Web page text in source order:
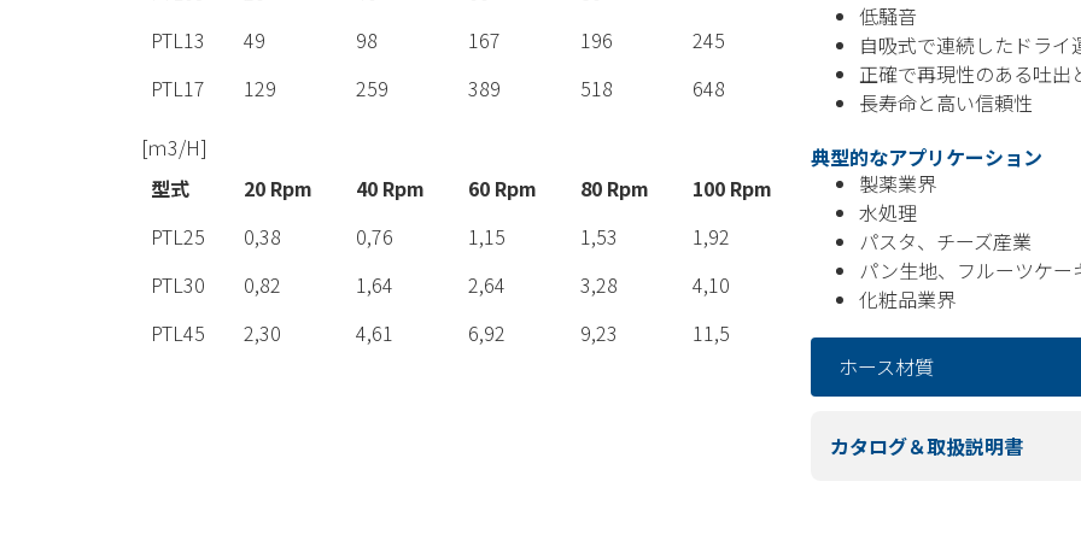
PTL13
49 98 167 196
245
PTL17
129 259 389 518 648
[ｍ3/H]
型式
20 Rpm 40 Rpm 60 Rpm 80 Rpm
100 Rpm
PTL25
0,38 0,76 1,15 1,53
1,92
PTL30
0,82 1,64 2,64 3,28
4,10
PTL45
2,30 4,61 6,92 9,23 11,5
低騒音
自吸式で連続したドライ
正確で再現性のある吐出
長寿命と高い信頼性
典型的なアプリケーション
製薬業界
水処理
パスタ、チーズ産業
パン生地、フルーツケー
化粧品業界
ホース材質
カタログ＆取扱説明書